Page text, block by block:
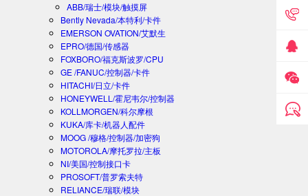
ABB/瑞士/模块/触摸屏
Bently Nevada/本特利/卡件
EMERSON OVATION/艾默生
EPRO/德国/传感器
FOXBORO/福克斯波罗/CPU
GE /FANUC/控制器/卡件
HITACHI/日立/卡件
HONEYWELL/霍尼韦尔/控制器
KOLLMORGEN/科尔摩根
KUKA/库卡/机器人配件
MOOG /穆格/控制器/加密狗
MOTOROLA/摩托罗拉/主板
NI/美国/控制接口卡
PROSOFT/普罗索夫特
RELIANCE/瑞联/模块